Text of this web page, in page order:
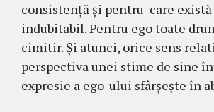
consistență şi pentru care
indubitabil. Pentru ego toate
cimitir. Și atunci, orice sens
perspectiva unei stime de sine
expresie a ego-ului sfârșește în